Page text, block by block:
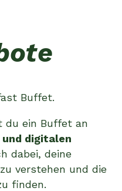
Buffet.
du ein Buffet an
digitalen
dabei, deine
verstehen und die
finden.